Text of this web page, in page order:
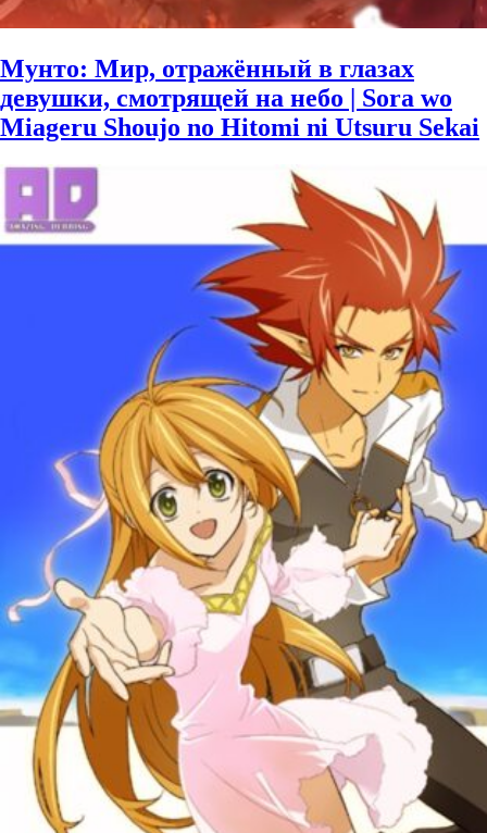
Мунто: Мир, отражённый в глазах
девушки, смотрящей на небо | Sora wo
Miageru Shoujo no Hitomi ni Utsuru Sekai